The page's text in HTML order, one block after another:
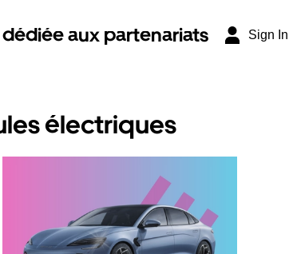
aux partenariats Sign In
électriques